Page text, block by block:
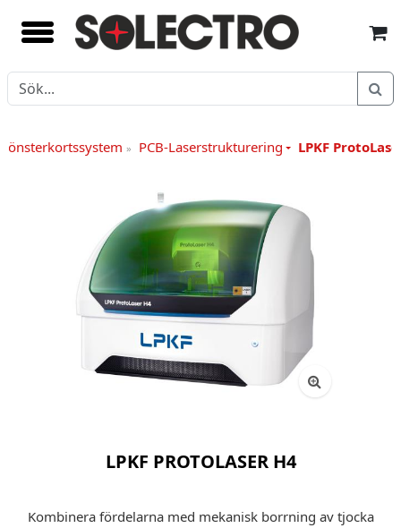
» PCB-Laserstrukturering LPKF
LPKF PROTOLASER H4
Kombinera fördelarna med mekanisk borrning av tjocka